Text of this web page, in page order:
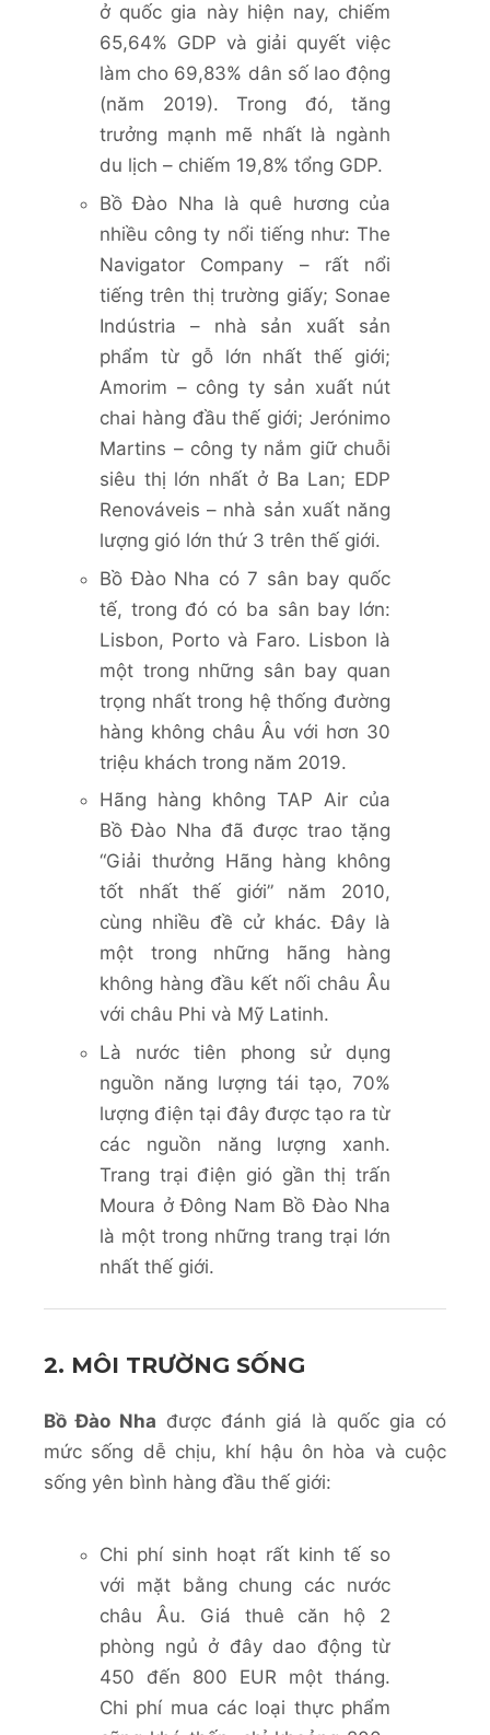
ở quốc gia này hiện nay, chiếm
65,64% GDP và giải quyết việc
làm cho 69,83% dân số lao động
(năm 2019). Trong đó, tăng
trưởng mạnh mẽ nhất là ngành
du lịch – chiếm 19,8% tổng GDP.
Bồ Đào Nha là quê hương của
nhiều công ty nổi tiếng như: The
Navigator Company – rất nổi
tiếng trên thị trường giấy; Sonae
Indústria – nhà sản xuất sản
phẩm từ gỗ lớn nhất thế giới;
Amorim – công ty sản xuất nút
chai hàng đầu thế giới; Jerónimo
Martins – công ty nắm giữ chuỗi
siêu thị lớn nhất ở Ba Lan; EDP
Renováveis – nhà sản xuất năng
lượng gió lớn thứ 3 trên thế giới.
Bồ Đào Nha có 7 sân bay quốc
tế, trong đó có ba sân bay lớn:
Lisbon, Porto và Faro. Lisbon là
một trong những sân bay quan
trọng nhất trong hệ thống đường
hàng không châu Âu với hơn 30
triệu khách trong năm 2019.
Hãng hàng không TAP Air của
Bồ Đào Nha đã được trao tặng
“Giải thưởng Hãng hàng không
tốt nhất thế giới” năm 2010,
cùng nhiều đề cử khác. Đây là
một trong những hãng hàng
không hàng đầu kết nối châu Âu
với châu Phi và Mỹ Latinh.
Là nước tiên phong sử dụng
nguồn năng lượng tái tạo, 70%
lượng điện tại đây được tạo ra từ
các nguồn năng lượng xanh.
Trang trại điện gió gần thị trấn
Moura ở Đông Nam Bồ Đào Nha
là một trong những trang trại lớn
nhất thế giới.
2. MÔI TRƯỜNG SỐNG
Bồ Đào Nha được đánh giá là quốc gia có
mức sống dễ chịu, khí hậu ôn hòa và cuộc
sống yên bình hàng đầu thế giới:
Chi phí sinh hoạt rất kinh tế so
với mặt bằng chung các nước
châu Âu. Giá thuê căn hộ 2
phòng ngủ ở đây dao động từ
450 đến 800 EUR một tháng.
Chi phí mua các loại thực phẩm